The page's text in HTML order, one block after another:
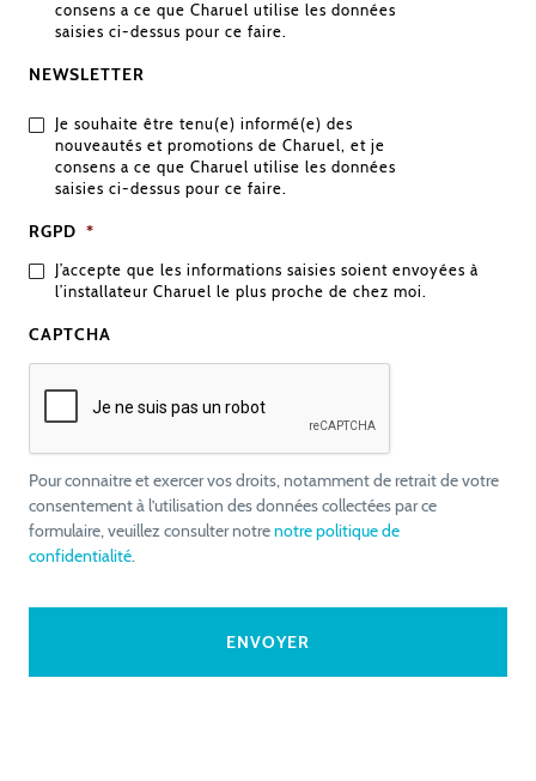
consens a ce que Charuel utilise les données
saisies ci-dessus pour ce faire.
NEWSLETTER
Je souhaite être tenu(e) informé(e) des
nouveautés et promotions de Charuel, et je
consens a ce que Charuel utilise les données
saisies ci-dessus pour ce faire.
RGPD *
J’accepte que les informations saisies soient envoyées à
l’installateur Charuel le plus proche de chez moi.
CAPTCHA
Pour connaitre et exercer vos droits, notamment de retrait de votre
consentement à l’utilisation des données collectées par ce
formulaire, veuillez consulter notrenotre politique de
confidentialité.